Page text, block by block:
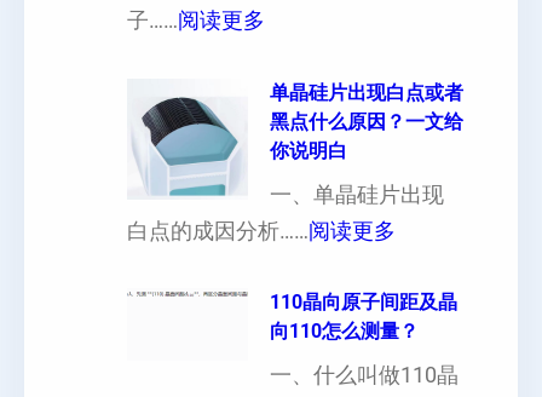
厚
也
以
子……阅读更多
片
晶
向
各
向
性
对
硬
单晶硅片出现白点或者
黑点什么原因？一文给
你说明白
一、单晶硅片出现
白点的成因分析……阅读更多
晶
硅
片
110晶向原子间距及晶
向110怎么测量？
一、什么叫做110晶